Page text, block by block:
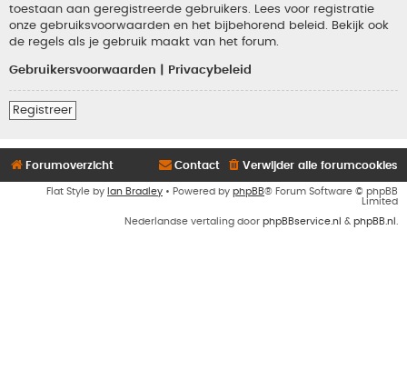
toestaan aan geregistreerde gebruikers. Lees voor registratie
onze gebruiksvoorwaarden en het bijbehorend beleid. Bekijk ook
de regels als je gebruik maakt van het forum.
Gebruikersvoorwaarden Privacybeleid
Registreer
Forumoverzicht Verwijder alle forumcookies
Contact
Flat Style by Ian Bradley • Powered by phpBB® Forum Software © phpBB
Limited
Nederlandse vertaling door phpBBservice.nl & phpBB.nl .